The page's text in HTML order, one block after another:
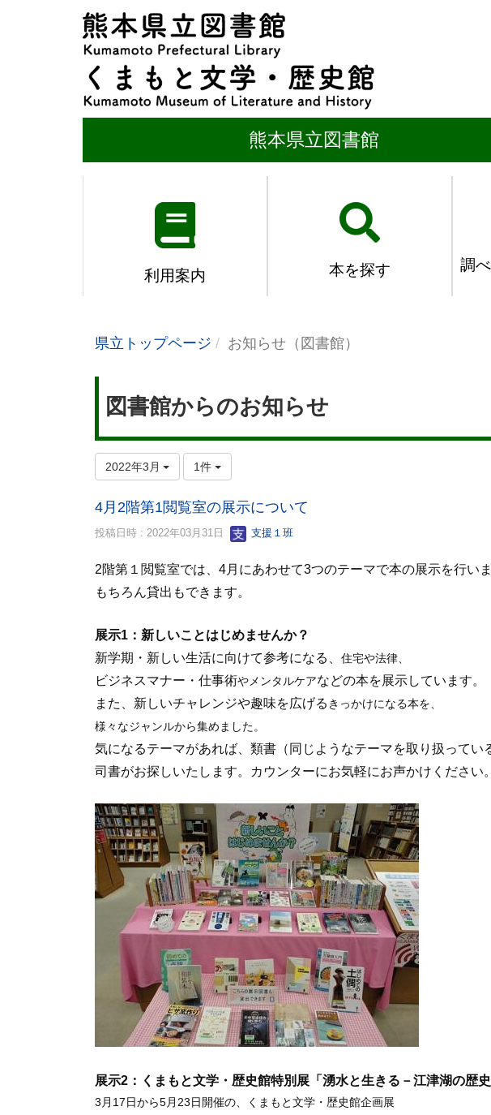
熊本県立図書館
利用案内 本を探す 調
県立トップページ お知らせ（図書館）
図書館からのお知らせ
2022年3月 1件
4月2階第1閲覧室の展示について
投稿日時 : 2022年03月31日 支援１班
2階第１閲覧室では、4月にあわせて3つのテーマで本の展示を行い
もちろん貸出もできます。
展示1：新しいことはじめませんか？
新学期・新しい生活に向けて参考になる、 住宅や法律、
ビジネスマナー・仕事術やメンタルケアなどの本を展示しています。
また、新しいチャレンジや趣味を広げる きっかけになる本を、
様々なジャンルから集めました。
気になるテーマがあれば、類書（同じようなテーマを取り扱ってい
司書がお探しいたします。カウンターにお気軽にお声かけください。
展示2：くまもと文学・歴史館特別展「湧水と生きる－江津湖の歴
3月17日から5月23日開催の、くまもと文学・歴史館企画展